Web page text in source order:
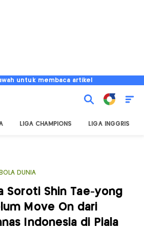
untuk membaca artikel
LIGA CHAMPIONS LIGA INGGRIS
DUNIA
Soroti Shin Tae-yong
Move On dari
Indonesia di Piala